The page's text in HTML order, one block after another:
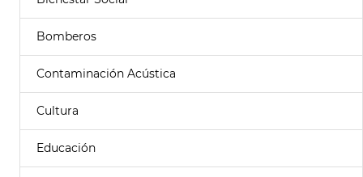
Bomberos
Contaminación Acústica
Cultura
Educación